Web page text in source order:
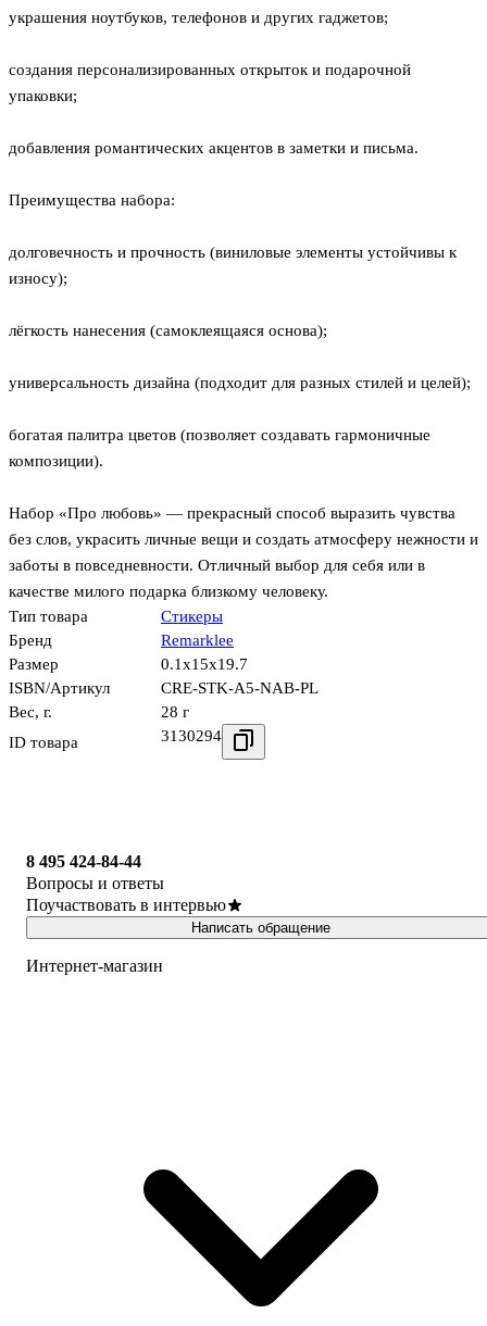
украшения ноутбуков, телефонов и других гаджетов;
создания персонализированных открыток и подарочной
упаковки;
добавления романтических акцентов в заметки и письма.
Преимущества набора:
долговечность и прочность (виниловые элементы устойчивы к
износу);
лёгкость нанесения (самоклеящаяся основа);
универсальность дизайна (подходит для разных стилей и целей);
богатая палитра цветов (позволяет создавать гармоничные
композиции).
Набор «Про любовь» — прекрасный способ выразить чувства
без слов, украсить личные вещи и создать атмосферу нежности и
заботы в повседневности. Отличный выбор для себя или в
качестве милого подарка близкому человеку.
Тип товара
Стикеры
Бренд
Remarklee
Размер
0.1x15x19.7
ISBN/Артикул
CRE-STK-A5-NAB-PL
Вес, г.
28 г
ID товара
3130294
8 495 424-84-44
Вопросы и ответы
Поучаствовать в интервью
Написать обращение
Интернет-магазин